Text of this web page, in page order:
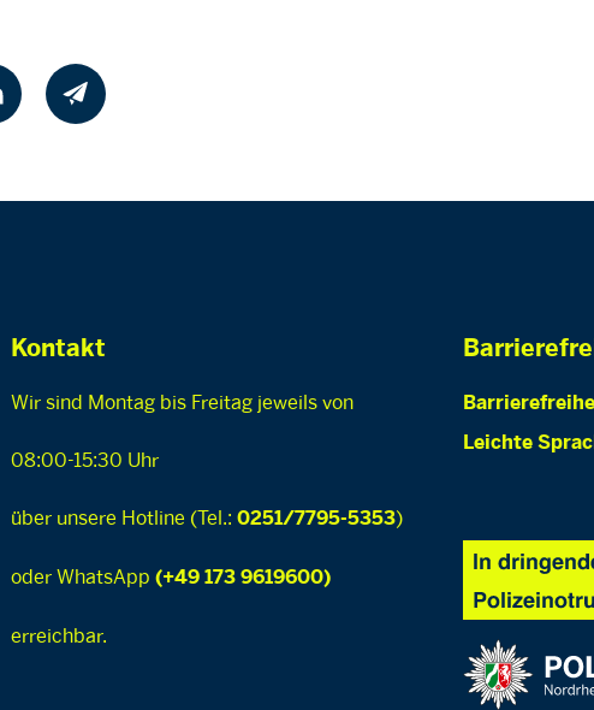
Kontakt
Wir sind Montag bis Freitag jeweils von
08:00-15:30 Uhr
über unsere Hotline (Tel.: 0251/7795-5353)
oder WhatsApp (+49 173 9619600)
erreichbar.
Leichte